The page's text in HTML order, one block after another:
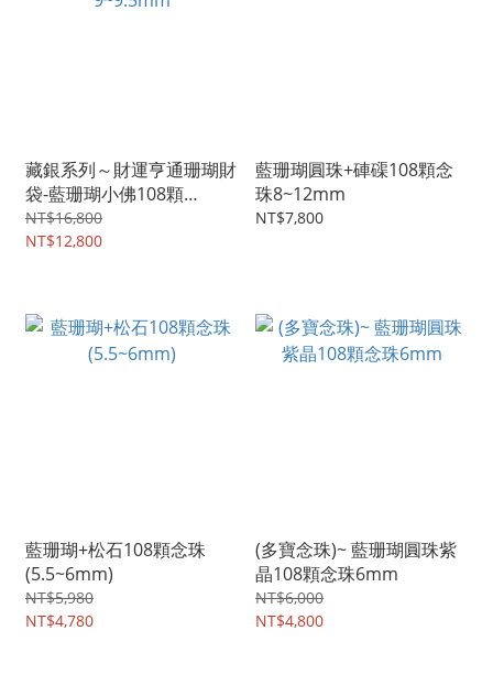
藏銀系列～財運亨通珊瑚財
袋-藍珊瑚小佛108顆
9~9.5mm
NT$16,800
NT$12,800
藍珊瑚圓珠+硨磲108顆念
珠8~12mm
NT$7,800
藍珊瑚+松石108顆念珠
(5.5~6mm)
NT$5,980
NT$4,780
(多寶念珠)~ 藍珊瑚圓珠紫
晶108顆念珠6mm
NT$6,000
NT$4,800